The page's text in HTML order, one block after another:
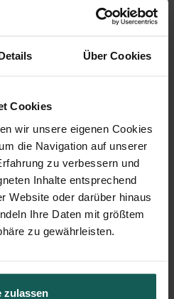
Über Cookies
Cookies
wir unsere eigenen Cookies
die Navigation auf unserer
zu verbessern und
Inhalte entsprechend
Website oder darüber hinaus
Ihre Daten mit größtem
zu gewährleisten.
zulassen
Tischkarte
Hochzeit